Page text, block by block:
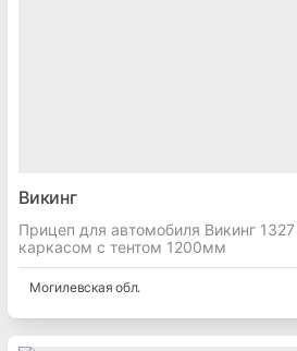
Викинг
Прицеп для автомобиля Викинг
каркасом с тентом 1200мм
Могилевская обл.